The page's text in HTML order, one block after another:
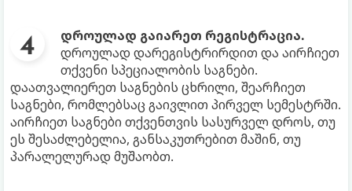
დროულად გაიარეთ რეგისტრაცია.
დროულად დარეგისტრირდით და აირჩიეთ
თქვენი სპეციალობის საგნები.
დაათვალიერეთ საგნების ცხრილი, შეარჩიეთ
საგნები, რომლებსაც გაივლით პირველ სემესტრში.
აირჩიეთ საგნები თქვენთვის სასურველ დროს, თუ
ეს შესაძლებელია, განსაკუთრებით მაშინ, თუ
პარალელურად მუშაობთ.